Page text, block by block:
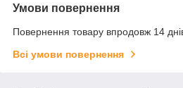
Умови повернення
Повернення товару впродовж 14
Всі умови повернення